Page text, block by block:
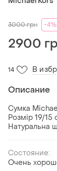
3000грн -4%
2900
14 В
Описание
Сумка
Розмір 19/15
Натуральна
Состояние:
Очень